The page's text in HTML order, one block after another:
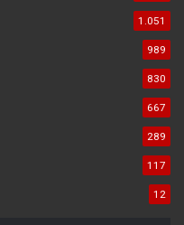
1.051
989
830
667
289
117
12